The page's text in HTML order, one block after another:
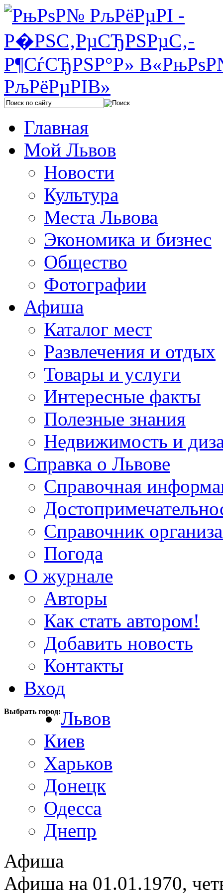
Главная
Мой Львов
Новости
Культура
Места Львова
Экономика и бизнес
Общество
Фотографии
Афиша
Каталог мест
Развлечения и отдых
Товары и услуги
Интересные факты
Полезные знания
Недвижимость и
Справка о Львове
Справочная
Справочник
Погода
О журнале
Авторы
Как стать автором!
Добавить новость
Контакты
Вход
Выбрать город:Львов
Киев
Харьков
Донецк
Одесса
Днепр
Афиша
Афиша на 01.01.1970,